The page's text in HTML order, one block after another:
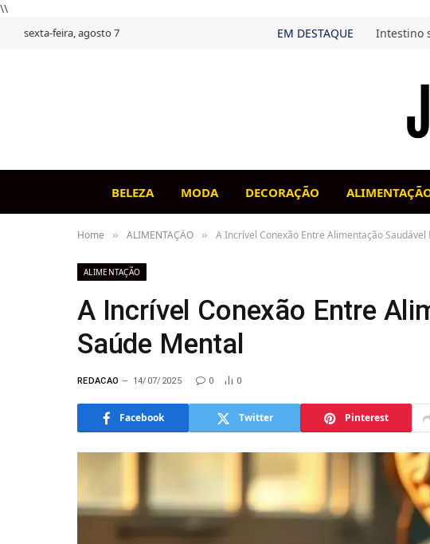
\\
sexta-feira, agosto 7 EM DESTAQUE
BELEZA MODA DECORAÇÃO
Home » ALIMENTAÇÃO » A Incrível Conexão Entre Alimentação Saudável
ALIMENTAÇÃO
A Incrível Conexão Entre
Saúde Mental
REDACAO 14/07/2025 0 0
Facebook Twitter Pinterest